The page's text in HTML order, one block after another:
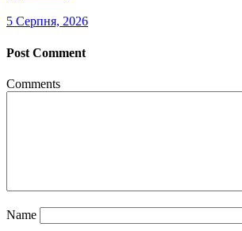
5 Серпня, 2026
Post Comment
Comments
Name